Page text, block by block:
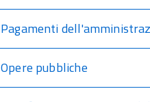
Pagamenti
Opere pubbliche